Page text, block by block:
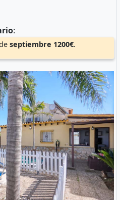
:
septiembre 1200€.